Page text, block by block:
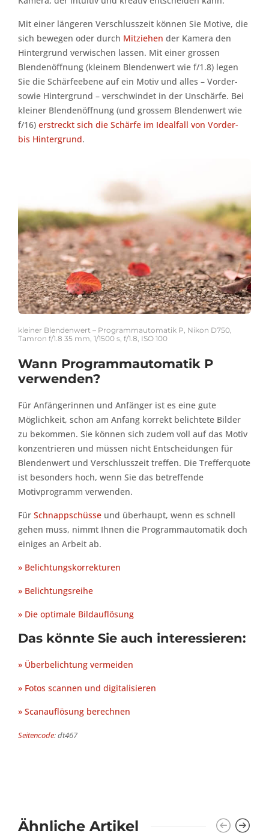
Mit einer längeren Verschlusszeit können Sie Motive, die
sich bewegen oder durch Mitziehen der Kamera den
Hintergrund verwischen lassen. Mit einer grossen
Blendenöffnung (kleinem Blendenwert wie f/1.8) legen
Sie die Schärfeebene auf ein Motiv und alles – Vorder-
sowie Hintergrund – verschwindet in der Unschärfe. Bei
kleiner Blendenöffnung (und grossem Blendenwert wie
f/16) erstreckt sich die Schärfe im Idealfall von Vorder-
bis Hintergrund.
kleiner Blendenwert – Programmautomatik P, Nikon D750,
Tamron f/1.8 35 mm, 1/1500 s, f/1.8, ISO 100
Wann Programmautomatik P
verwenden?
Für Anfängerinnen und Anfänger ist es eine gute
Möglichkeit, schon am Anfang korrekt belichtete Bilder
zu bekommen. Sie können sich zudem voll auf das Motiv
konzentrieren und müssen nicht Entscheidungen für
Blendenwert und Verschlusszeit treffen. Die Trefferquote
ist besonders hoch, wenn Sie das betreffende
Motivprogramm verwenden.
Für Schnappschüsse und überhaupt, wenn es schnell
gehen muss, nimmt Ihnen die Programmautomatik doch
einiges an Arbeit ab.
» Belichtungskorrekturen
» Belichtungsreihe
» Die optimale Bildauflösung
Das könnte Sie auch interessieren:
» Überbelichtung vermeiden
» Fotos scannen und digitalisieren
» Scanauflösung berechnen
Seitencode: dt467
Ähnliche Artikel